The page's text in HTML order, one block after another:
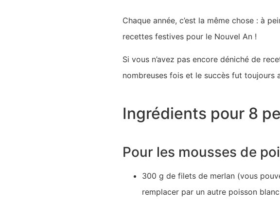
Chaque année, c’est la même chose : à
recettes festives pour le Nouvel An !
Si vous n’avez pas encore déniché de
nombreuses fois et le succès fut toujours
Ingrédients pour 8
Pour les mousses de
300 g de filets de merlan (vous
remplacer par un autre poisson